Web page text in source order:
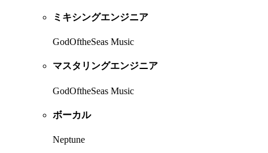
ミキシングエンジニア
GodOftheSeas Music
マスタリングエンジニア
GodOftheSeas Music
ボーカル
Neptune